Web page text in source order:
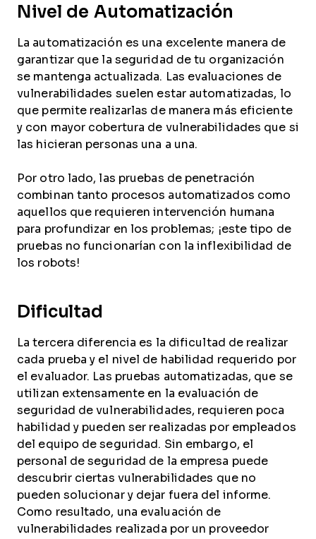
Nivel de Automatización
La automatización es una excelente manera de
garantizar que la seguridad de tu organización
se mantenga actualizada. Las evaluaciones de
vulnerabilidades suelen estar automatizadas, lo
que permite realizarlas de manera más eficiente
y con mayor cobertura de vulnerabilidades que si
las hicieran personas una a una.
Por otro lado, las pruebas de penetración
combinan tanto procesos automatizados como
aquellos que requieren intervención humana
para profundizar en los problemas; ¡este tipo de
pruebas no funcionarían con la inflexibilidad de
los robots!
Dificultad
La tercera diferencia es la dificultad de realizar
cada prueba y el nivel de habilidad requerido por
el evaluador. Las pruebas automatizadas, que se
utilizan extensamente en la evaluación de
seguridad de vulnerabilidades, requieren poca
habilidad y pueden ser realizadas por empleados
del equipo de seguridad. Sin embargo, el
personal de seguridad de la empresa puede
descubrir ciertas vulnerabilidades que no
pueden solucionar y dejar fuera del informe.
Como resultado, una evaluación de
vulnerabilidades realizada por un proveedor